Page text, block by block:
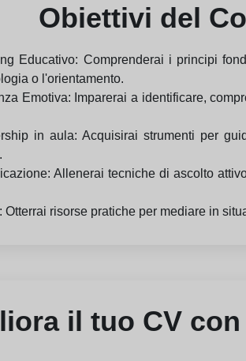
Obiettivi del
Educativo: Comprenderai i principi
o l'orientamento.
Emotiva: Imparerai a identificare,
in aula: Acquisirai strumenti per
Allenerai tecniche di ascolto
Otterrai risorse pratiche per mediare in
il tuo CV